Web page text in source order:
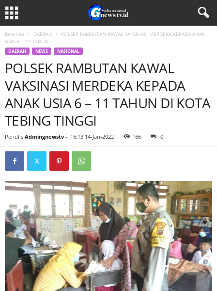
Beranda DAERAH
POLSEK RAMBUTAN KAWAL VAKSINASI MERDEKA KEPADA ANAK
USIA 6 – 11 TAHUN...
DAERAH NEWS NASIONAL
POLSEK RAMBUTAN KAWAL
VAKSINASI MERDEKA KEPADA
ANAK USIA 6 – 11 TAHUN DI KOTA
TEBING TINGGI
Penulis Admingnewstv - 16:13 14-Jan-2022 166 0